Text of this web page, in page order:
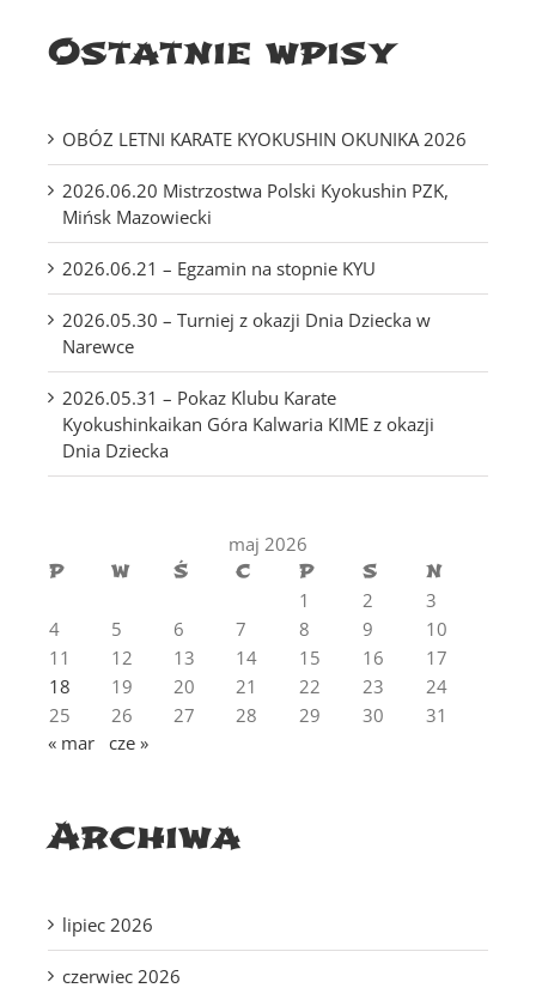
Ostatnie wpisy
OBÓZ LETNI KARATE KYOKUSHIN OKUNIKA 2026
2026.06.20 Mistrzostwa Polski Kyokushin PZK,
Mińsk Mazowiecki
2026.06.21 – Egzamin na stopnie KYU
2026.05.30 – Turniej z okazji Dnia Dziecka w
Narewce
2026.05.31 – Pokaz Klubu Karate
Kyokushinkaikan Góra Kalwaria KIME z okazji
Dnia Dziecka
maj 2026
P
W Ś C P S
N
1
2
3
4
5 6 7 8 9
10
11
12 13 14 15 16
17
18
19 20 21 22 23
24
25
26 27 28 29 30
31
« mar cze »
Archiwa
lipiec 2026
czerwiec 2026